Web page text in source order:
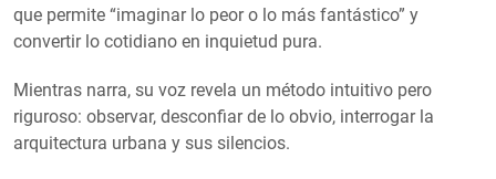
que permite “imaginar lo peor o lo más fantástico” y
convertir lo cotidiano en inquietud pura.
Mientras narra, su voz revela un método intuitivo pero
riguroso: observar, desconfiar de lo obvio, interrogar la
arquitectura urbana y sus silencios.